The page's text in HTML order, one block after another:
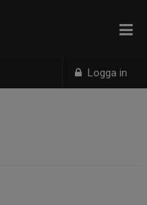
Logga in